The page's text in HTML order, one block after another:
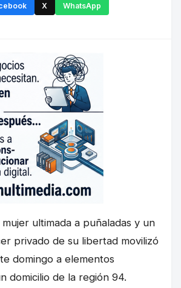
X WhatsApp
ultimada a puñaladas y un
privado de su libertad movilizó
domingo a elementos
domicilio de la región 94.